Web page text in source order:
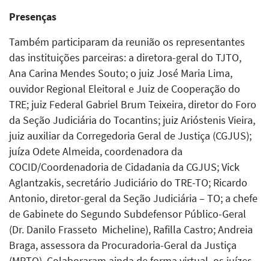
Presenças
Também participaram da reunião os representantes
das instituições parceiras: a diretora-geral do TJTO,
Ana Carina Mendes Souto; o juiz José Maria Lima,
ouvidor Regional Eleitoral e Juiz de Cooperação do
TRE; juiz Federal Gabriel Brum Teixeira, diretor do Foro
da Seção Judiciária do Tocantins; juiz Arióstenis Vieira,
juiz auxiliar da Corregedoria Geral de Justiça (CGJUS);
juíza Odete Almeida, coordenadora da
COCID/Coordenadoria de Cidadania da CGJUS; Vick
Aglantzakis, secretário Judiciário do TRE-TO; Ricardo
Antonio, diretor-geral da Seção Judiciária – TO; a chefe
de Gabinete do Segundo Subdefensor Público-Geral
(Dr. Danilo Frasseto Micheline), Rafilla Castro; Andreia
Braga, assessora da Procuradoria-Geral da Justiça